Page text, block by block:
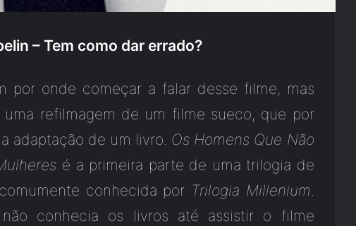
– Tem como dar errado?
por onde começar a falar desse filme, mas
refilmagem de um filme sueco, que por
adaptação de um livro. Os Homens Que Não
é a primeira parte de uma trilogia de
conhecida por Trilogia Millenium.
conhecia os livros até assistir o filme